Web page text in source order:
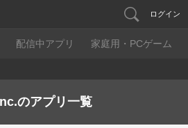
ログイン
配信中アプリ 家庭用・PCゲーム
のアプリ一覧